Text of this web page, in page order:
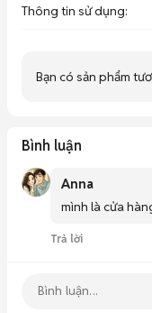
Thông tin sử dụng:
Bạn có sản phẩm
Bình luận
Anna
mình là cửa
Trả lời